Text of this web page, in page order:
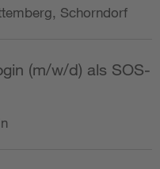
Schorndorf
(m/w/d) als SOS-